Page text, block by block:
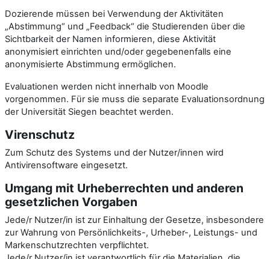
Dozierende müssen bei Verwendung der Aktivitäten
„Abstimmung“ und „Feedback“ die Studierenden über die
Sichtbarkeit der Namen informieren, diese Aktivität
anonymisiert einrichten und/oder gegebenenfalls eine
anonymisierte Abstimmung ermöglichen.
Evaluationen werden nicht innerhalb von Moodle
vorgenommen. Für sie muss die separate Evaluationsordnung
der Universität Siegen beachtet werden.
Virenschutz
Zum Schutz des Systems und der Nutzer/innen wird
Antivirensoftware eingesetzt.
Umgang mit Urheberrechten und anderen
gesetzlichen Vorgaben
Jede/r Nutzer/in ist zur Einhaltung der Gesetze, insbesondere
zur Wahrung von Persönlichkeits-, Urheber-, Leistungs- und
Markenschutzrechten verpflichtet.